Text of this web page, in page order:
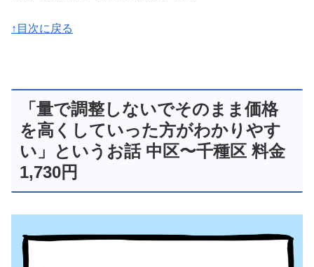
↑目次に戻る
「量で調整しないでそのまま価格
を高くしていった方がわかりやす
い」というお話 中区〜千種区 料金
1,730円